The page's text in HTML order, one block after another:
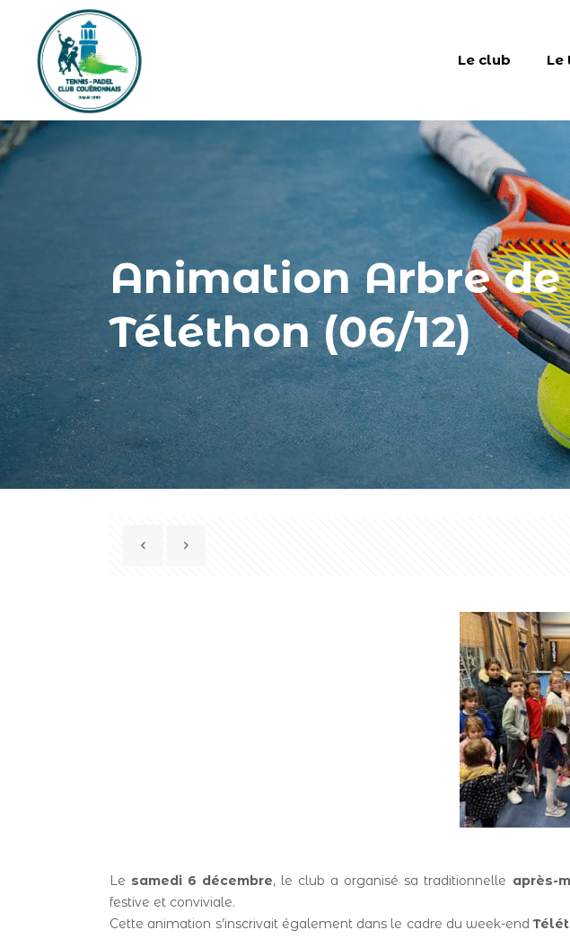
Le club Le
Animation Arbre de
Téléthon (06/12)
Le samedi 6 décembre, le club a organisé sa traditionnelle après-
festive et conviviale.
Cette animation s’inscrivait également dans le cadre du week-end